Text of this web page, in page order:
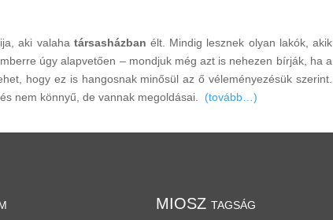
aki valaha társasházban élt. Mindig lesznek olyan lakók, akik
úgy alapvetően – mondjuk még azt is nehezen bírják, ha a
hogy ez is hangosnak minősül az ő véleményezésük szerint.
nem könnyű, de vannak megoldásai. (tovább…)
MIOSZ tagság